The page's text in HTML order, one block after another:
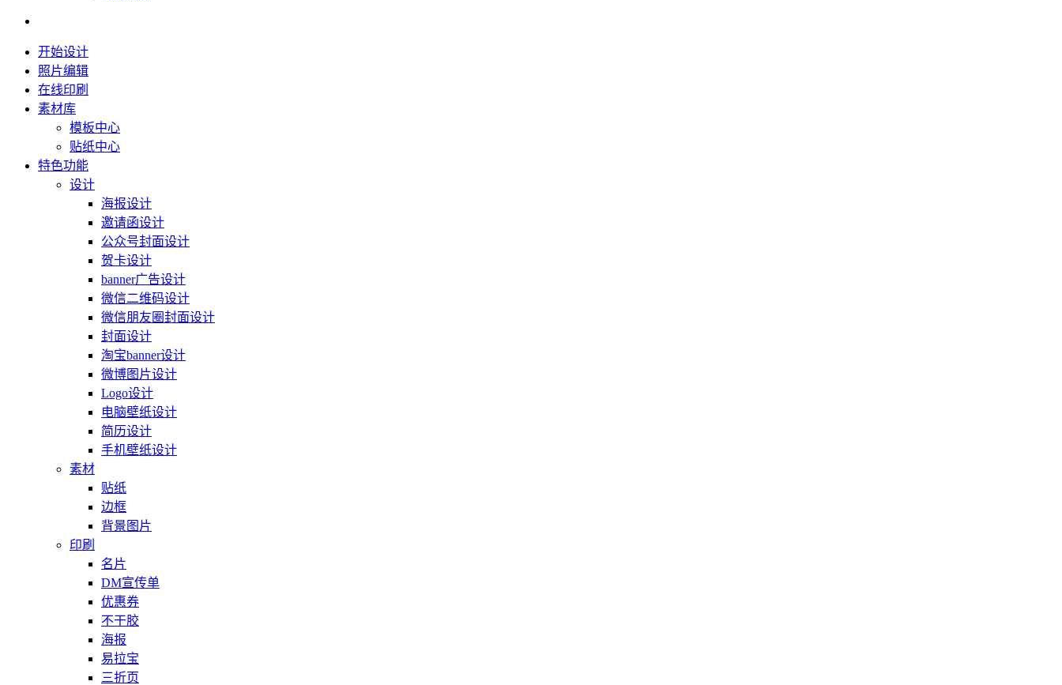
开始设计
照片编辑
在线印刷
素材库
模板中心
贴纸中心
特色功能
设计
海报设计
邀请函设计
公众号封面设计
贺卡设计
banner广告设计
微信二维码设计
微信朋友圈封面设计
封面设计
淘宝banner设计
微博图片设计
Logo设计
电脑壁纸设计
简历设计
手机壁纸设计
素材
贴纸
边框
背景图片
印刷
名片
DM宣传单
优惠券
不干胶
海报
易拉宝
三折页